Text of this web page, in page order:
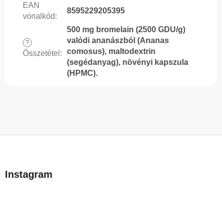
EAN
vonalkód:
8595229205395
?
Összetétel :
500 mg bromelain (2500 GDU/g)
valódi ananászból (Ananas
comosus), maltodextrin
(segédanyag), növényi kapszula
(HPMC).
Instagram